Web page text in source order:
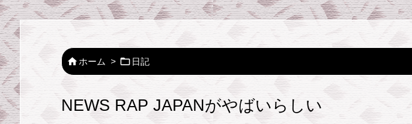
 ホーム >  日記
NEWS RAP JAPANがやばいらしい